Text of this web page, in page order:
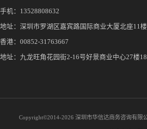
手机： 13528808632
地址：深圳市罗湖区嘉宾路国际商业大厦北座11
香港：00852-31763667
地址：九龙旺角花园街2-16号好景商业中心27楼
Copyright©2014-2026 深圳市华信达商务咨询有限